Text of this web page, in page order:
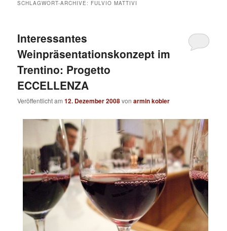
SCHLAGWORT-ARCHIVE: FULVIO MATTIVI
Interessantes
Weinpräsentationskonzept im
Trentino: Progetto
ECCELLENZA
Veröffentlicht am12. Dezember 2008vonarmin kobler